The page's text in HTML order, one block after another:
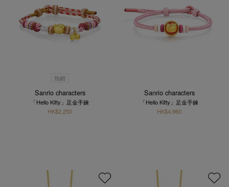
熱銷
Sanrio characters
「Hello Kitty」足金手鍊
HK$2,250
Sanrio characters
「Hello Kitty」足金手鍊
HK$4,960